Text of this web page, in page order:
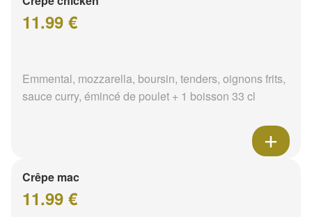
11.99 €
Emmental, mozzarella, boursin, tenders, oignons frits,
sauce curry, émincé de poulet + 1 boisson 33 cl
Crêpe mac
11.99 €